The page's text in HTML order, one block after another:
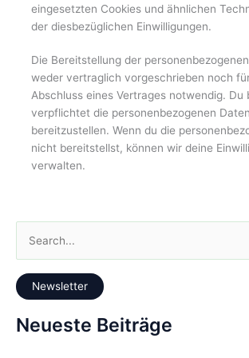
eingesetzten Cookies und ähnlichen
der diesbezüglichen Einwilligungen.
Die Bereitstellung der
weder vertraglich vorgeschrieben noch
Abschluss eines Vertrages notwendig. Du
verpflichtet die personenbezogenen Daten
bereitzustellen. Wenn du die
nicht bereitstellst, können wir deine
verwalten.
c
h
e
Newsletter
Neueste Beiträge